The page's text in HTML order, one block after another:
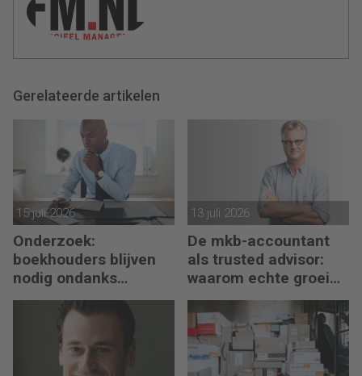
Gerelateerde artikelen
15 juli 2026
Onderzoek:
boekhouders blijven
nodig ondanks
boekhoudsoftware
13 juli 2026
De mkb-accountant
als trusted advisor:
waarom echte groei
begint met reflectie